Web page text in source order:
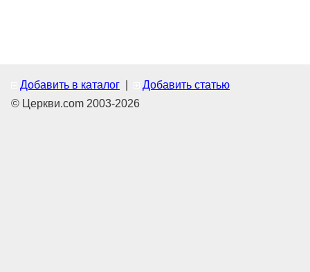
Добавить в каталог
Добавить статью
© Церкви.com 2003-2026